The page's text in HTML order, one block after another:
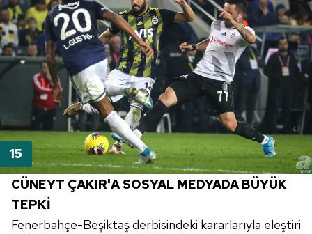
CÜNEYT ÇAKIR'A SOSYAL MEDYADA BÜYÜK
TEPKİ
Fenerbahçe-Beşiktaşderbisindeki kararlarıyla eleştiri